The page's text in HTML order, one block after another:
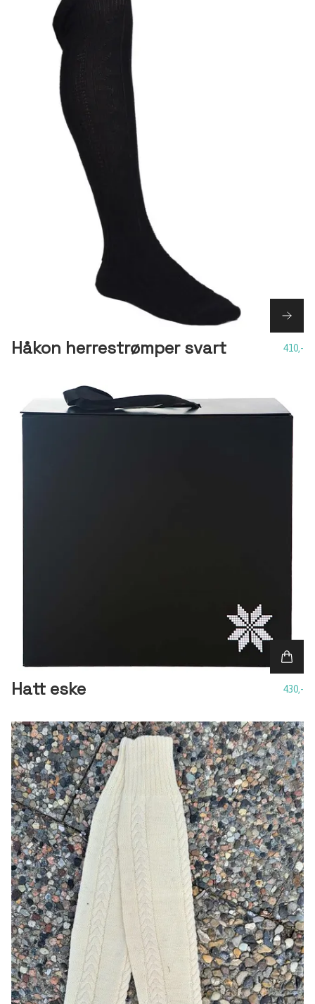
Håkon herrestrømper svart 410,-
Hatt eske 430,-